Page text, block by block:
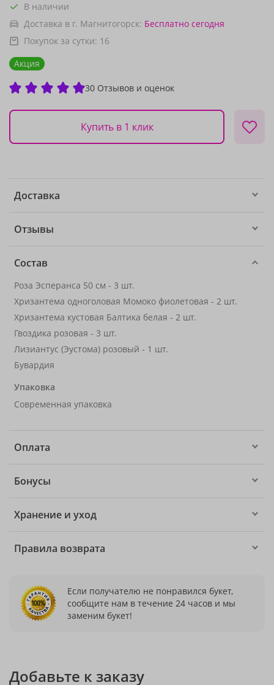
В наличии
Доставка в г. Магнитогорск: Бесплатно сегодня
Покупок за сутки: 16
Акция
30 Отзывов и оценок
Купить в 1 клик
Доставка
Отзывы
Состав
Роза Эсперанса 50 см - 3 шт.
Хризантема одноголовая Момоко фиолетовая - 2 шт.
Хризантема кустовая Балтика белая - 2 шт.
Гвоздика розовая - 3 шт.
Лизиантус (Эустома) розовый - 1 шт.
Бувардия
Упаковка
Современная упаковка
Оплата
Бонусы
Хранение и уход
Правила возврата
Если получателю не понравился букет,
сообщите нам в течение 24 часов и мы
заменим букет!
Добавьте к заказу